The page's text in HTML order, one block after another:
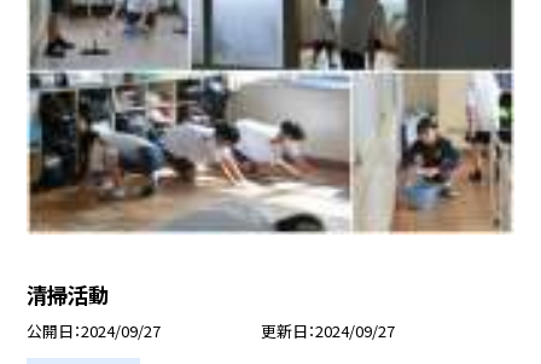
清掃活動
公開日 2024/09/27 更新日 2024/09/27